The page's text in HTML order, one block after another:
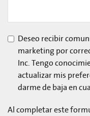
Deseo recibir
marketing por
Inc. Tengo
actualizar mis
darme de baja en
Al completar este